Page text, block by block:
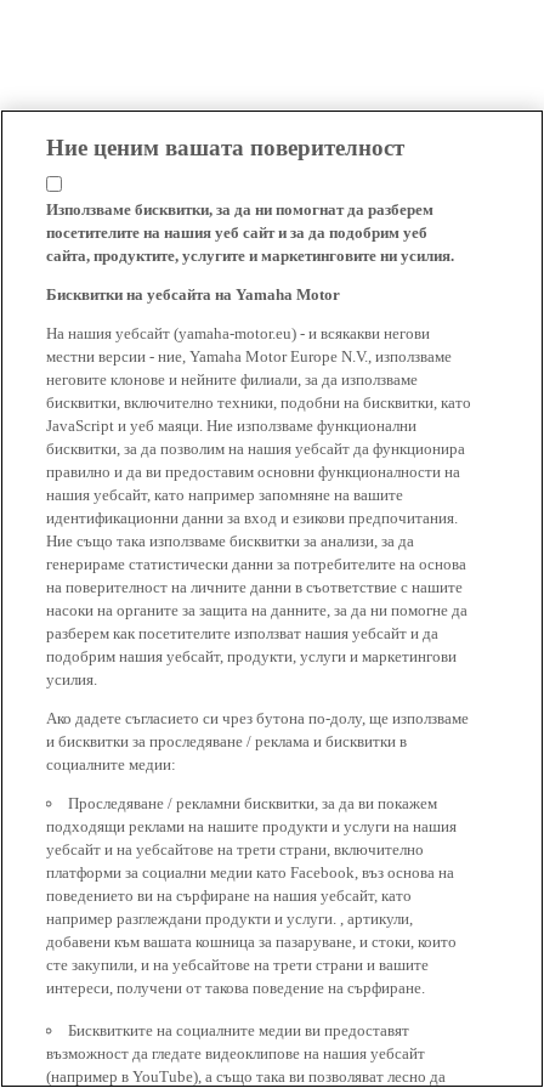
Ние ценим вашата поверителност
Използваме бисквитки, за да ни помогнат да разберем
посетителите на нашия уеб сайт и за да подобрим уеб
сайта, продуктите, услугите и маркетинговите ни усилия.
Бисквитки на уебсайта на Yamaha Motor
На нашия уебсайт (yamaha-motor.eu) - и всякакви негови
местни версии - ние, Yamaha Motor Europe N.V., използваме
неговите клонове и нейните филиали, за да използваме
бисквитки, включително техники, подобни на бисквитки, като
JavaScript и уеб маяци. Ние използваме функционални
бисквитки, за да позволим на нашия уебсайт да функционира
правилно и да ви предоставим основни функционалности на
нашия уебсайт, като например запомняне на вашите
идентификационни данни за вход и езикови предпочитания.
Ние също така използваме бисквитки за анализи, за да
генерираме статистически данни за потребителите на основа
на поверителност на личните данни в съответствие с нашите
насоки на органите за защита на данните, за да ни помогне да
разберем как посетителите използват нашия уебсайт и да
подобрим нашия уебсайт, продукти, услуги и маркетингови
усилия.
Ако дадете съгласието си чрез бутона по-долу, ще използваме
и бисквитки за проследяване / реклама и бисквитки в
социалните медии:
Проследяване / рекламни бисквитки, за да ви покажем
подходящи реклами на нашите продукти и услуги на нашия
уебсайт и на уебсайтове на трети страни, включително
платформи за социални медии като Facebook, въз основа на
поведението ви на сърфиране на нашия уебсайт, като
например разглеждани продукти и услуги. , артикули,
добавени към вашата кошница за пазаруване, и стоки, които
сте закупили, и на уебсайтове на трети страни и вашите
интереси, получени от такова поведение на сърфиране.
Бисквитките на социалните медии ви предоставят
възможност да гледате видеоклипове на нашия уебсайт
(например в YouTube), а също така ви позволяват лесно да